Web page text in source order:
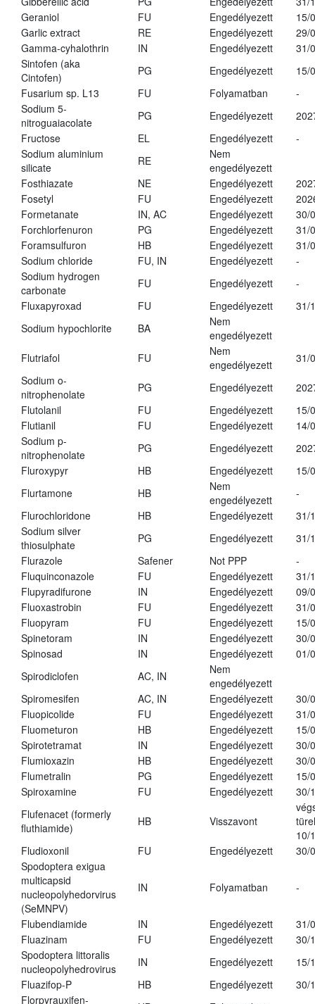
Geraniol
FU Engedélyezett
15/
Garlic extract
RE Engedélyezett
29/
Gamma-cyhalothrin
IN Engedélyezett
31/
Sintofen (aka
Cintofen)
PG Engedélyezett
15/
Fusarium sp. L13
FU Folyamatban
-
Sodium 5-
nitroguaiacolate
PG Engedélyezett
Fructose
EL Engedélyezett
-
Sodium aluminium
silicate
RE
Nem
engedélyezett
Fosthiazate
NE Engedélyezett
Fosetyl
FU Engedélyezett
Formetanate
IN, AC Engedélyezett
30/
Forchlorfenuron
PG Engedélyezett
31/
Foramsulfuron
HB Engedélyezett
31/
Sodium chloride
FU, IN Engedélyezett
-
Sodium hydrogen
carbonate
FU Engedélyezett
-
Fluxapyroxad
FU Engedélyezett
31/
Sodium hypochlorite
BA
Nem
engedélyezett
Flutriafol
FU
Nem
engedélyezett
31/
Sodium o-
nitrophenolate
PG Engedélyezett
Flutolanil
FU Engedélyezett
15/
Flutianil
FU Engedélyezett
14/
Sodium p-
nitrophenolate
PG Engedélyezett
Fluroxypyr
HB Engedélyezett
15/
Flurtamone
HB
Nem
engedélyezett
-
Flurochloridone
HB Engedélyezett
31/
Sodium silver
thiosulphate
PG Engedélyezett
31/
Flurazole
Safener Not PPP
-
Fluquinconazole
FU Engedélyezett
31/
Flupyradifurone
IN Engedélyezett
09/
Fluoxastrobin
FU Engedélyezett
31/
Fluopyram
FU Engedélyezett
15/
Spinetoram
IN Engedélyezett
30/
Spinosad
IN Engedélyezett
01/
Spirodiclofen
AC, IN
Nem
engedélyezett
Spiromesifen
AC, IN Engedélyezett
30/
Fluopicolide
FU Engedélyezett
31/
Fluometuron
HB Engedélyezett
15/
Spirotetramat
IN Engedélyezett
30/
Flumioxazin
HB Engedélyezett
30/
Flumetralin
PG Engedélyezett
15/
Spiroxamine
FU Engedélyezett
30/
Flufenacet (formerly
fluthiamide)
HB Visszavont
10/
Fludioxonil
FU Engedélyezett
30/
Spodoptera exigua
multicapsid
nucleopolyhedorvirus
(SeMNPV)
IN Folyamatban -
Flubendiamide IN Engedélyezett
31/
Fluazinam
FU Engedélyezett
30/
Spodoptera littoralis
nucleopolyhedrovirus
IN Engedélyezett
15/
Fluazifop-P
HB Engedélyezett
30/
Florpyrauxifen-